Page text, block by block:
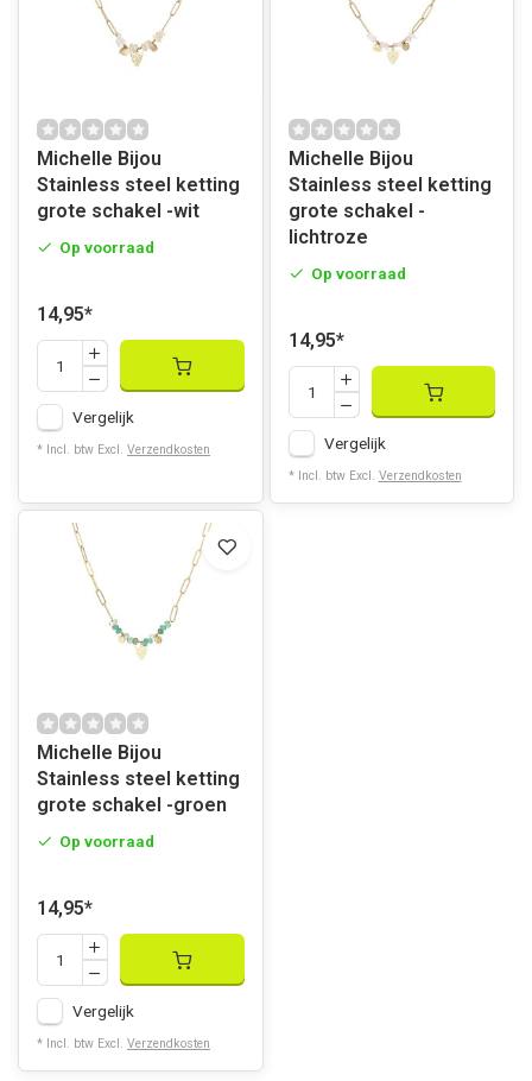
Michelle Bijou
Stainless steel ketting
grote schakel -wit
Op voorraad
14,95*
Vergelijk
* Incl. btw Excl. Verzendkosten
Michelle Bijou
Stainless steel ketting
grote schakel -
lichtroze
Op voorraad
14,95*
Vergelijk
* Incl. btw Excl. Verzendkosten
Michelle Bijou
Stainless steel ketting
grote schakel -groen
Op voorraad
14,95*
Vergelijk
* Incl. btw Excl. Verzendkosten